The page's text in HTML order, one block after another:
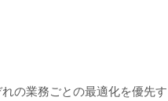
の業務ごとの最適化を優先す